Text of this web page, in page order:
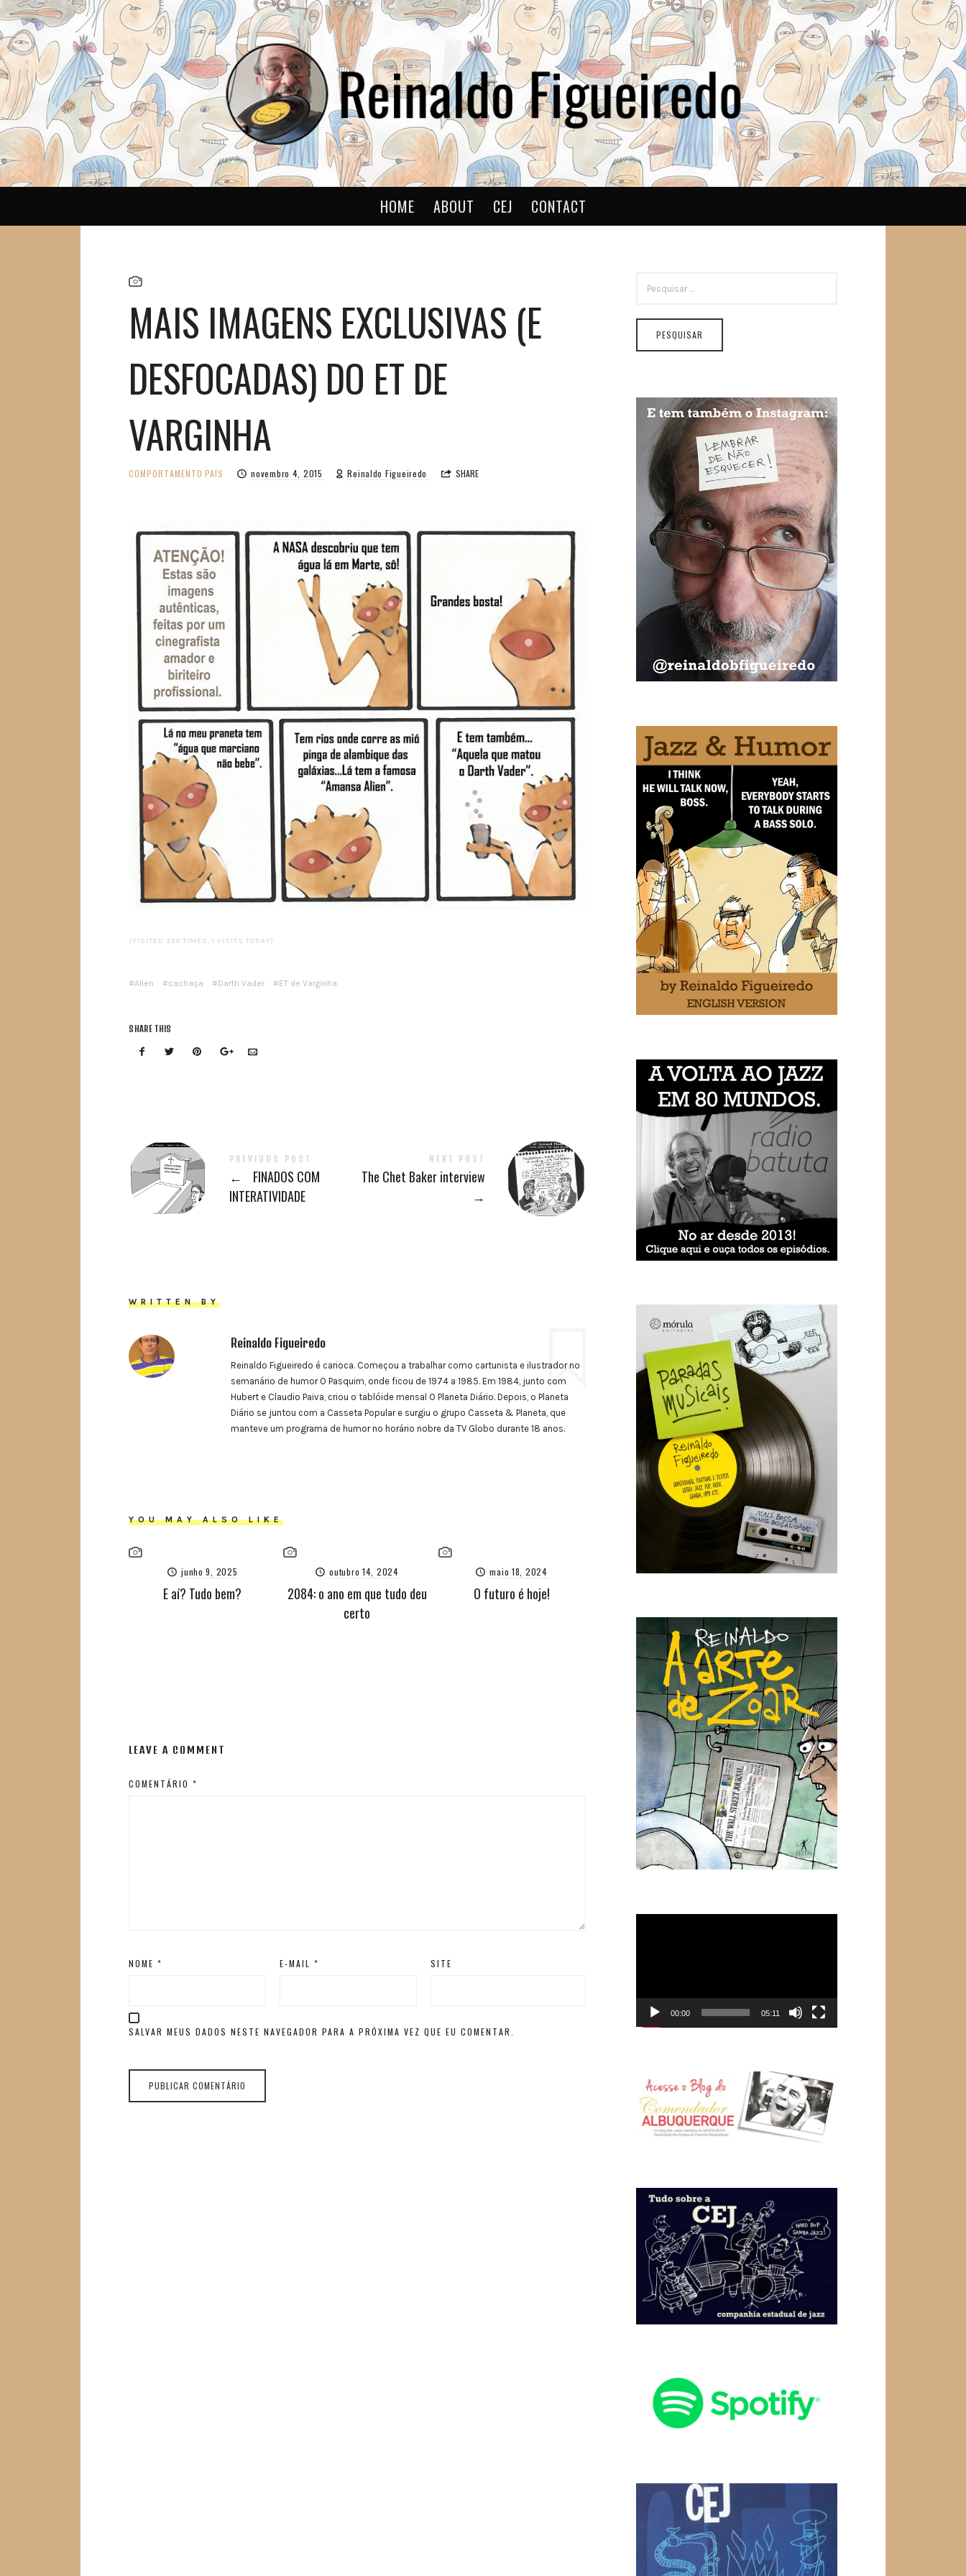
Reinaldo
HOME ABOUT CEJ CONTACT
MAIS IMAGENS EXCLUSIVAS (E
DESFOCADAS) DO ET DE
VARGINHA
COMPORTAMENTO PAÍS novembro 4, 2015 Reinaldo Figueiredo SHARE
(VISITED 320 TIMES, 1 VISITS TODAY)
Alien cachaça Darth Vader ET de Varginha
SHARE THIS
PREVIOUS POST
←
FINADOS COM
INTERATIVIDADE
NEXT POST
The Chet Baker interview
→
WRITTEN BY
Reinaldo Figueiredo
Reinaldo Figueiredo é carioca. Começou a trabalhar como cartunista e ilustrador no
semanário de humor O Pasquim, onde ficou de 1974 a 1985. Em 1984, junto com
Hubert e Claudio Paiva, criou o tablóide mensal O Planeta Diário. Depois, o Planeta
Diário se juntou com a Casseta Popular e surgiu o grupo Casseta & Planeta, que
manteve um programa de humor no horário nobre da TV Globo durante 18 anos.
YOU MAY ALSO LIKE
junho 9, 2025
E aí? Tudo bem?
outubro 14, 2024
2084: o ano em que tudo deu
certo
maio 18, 2024
O futuro é hoje!
LEAVE A COMMENT
COMENTÁRIO*
NOME* E-MAIL * SITE
SALVAR MEUS DADOS NESTE NAVEGADOR PARA A PRÓXIMA VEZ QUE EU COMENTAR.
POR:
00:00 05:11